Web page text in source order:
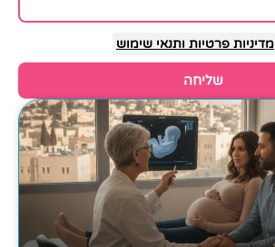
מדיניות פרטיות ותנאי שימוש
שליחה